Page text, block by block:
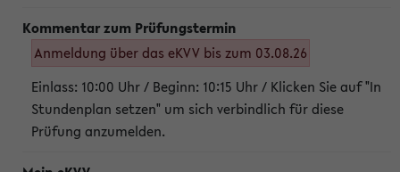
Anmeldung über das eKVV bis zum 03.08.26
Einlass: 10:00 Uhr / Beginn: 10:15 Uhr / Klicken Sie auf "In
Stundenplan setzen" um sich verbindlich für diese
Prüfung anzumelden.